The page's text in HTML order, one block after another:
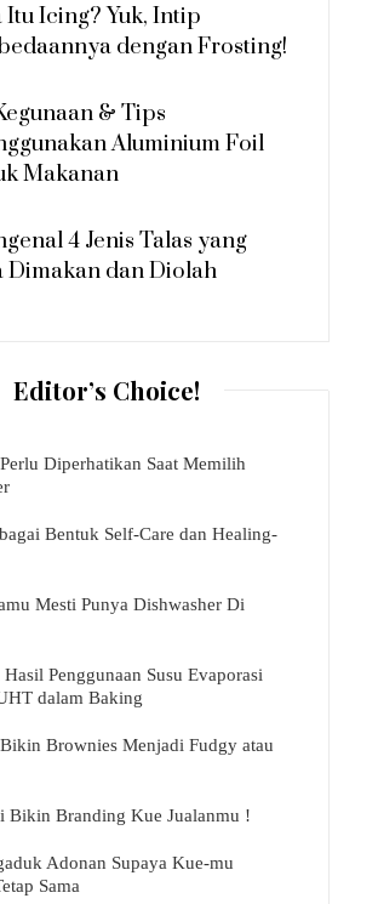
Itu Icing? Yuk, Intip
dengan Frosting!
& Tips
Aluminium Foil
Makanan
4 Jenis Talas yang
Dimakan dan Diolah
Editor’s Choice!
Diperhatikan Saat Memilih
Bentuk Self-Care dan Healing-
Mesti Punya Dishwasher Di
Hasil Penggunaan Susu Evaporasi
dalam Baking
Brownies Menjadi Fudgy atau
Bikin Branding Kue Jualanmu !
Adonan Supaya Kue-mu
Sama